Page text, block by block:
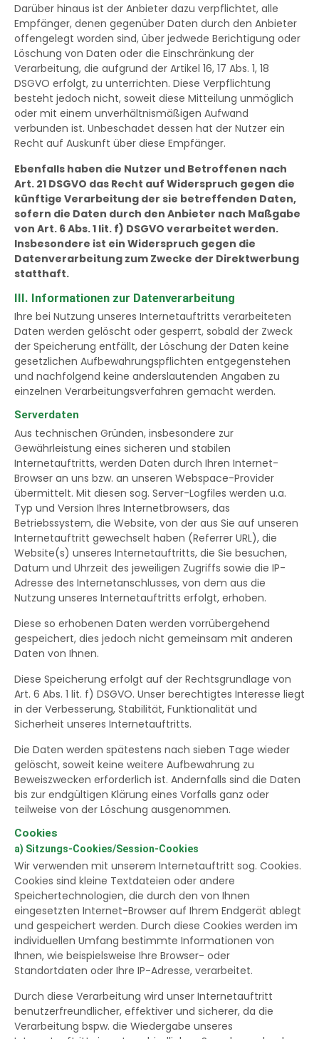
Darüber hinaus ist der Anbieter dazu verpflichtet, alle
Empfänger, denen gegenüber Daten durch den Anbieter
offengelegt worden sind, über jedwede Berichtigung oder
Löschung von Daten oder die Einschränkung der
Verarbeitung, die aufgrund der Artikel 16, 17 Abs. 1, 18
DSGVO erfolgt, zu unterrichten. Diese Verpflichtung
besteht jedoch nicht, soweit diese Mitteilung unmöglich
oder mit einem unverhältnismäßigen Aufwand
verbunden ist. Unbeschadet dessen hat der Nutzer ein
Recht auf Auskunft über diese Empfänger.
Ebenfalls haben die Nutzer und Betroffenen nach
Art. 21 DSGVO das Recht auf Widerspruch gegen die
künftige Verarbeitung der sie betreffenden Daten,
sofern die Daten durch den Anbieter nach Maßgabe
von Art. 6 Abs. 1 lit. f) DSGVO verarbeitet werden.
Insbesondere ist ein Widerspruch gegen die
Datenverarbeitung zum Zwecke der Direktwerbung
statthaft.
III. Informationen zur Datenverarbeitung
Ihre bei Nutzung unseres Internetauftritts verarbeiteten
Daten werden gelöscht oder gesperrt, sobald der Zweck
der Speicherung entfällt, der Löschung der Daten keine
gesetzlichen Aufbewahrungspflichten entgegenstehen
und nachfolgend keine anderslautenden Angaben zu
einzelnen Verarbeitungsverfahren gemacht werden.
Serverdaten
Aus technischen Gründen, insbesondere zur
Gewährleistung eines sicheren und stabilen
Internetauftritts, werden Daten durch Ihren Internet-
Browser an uns bzw. an unseren Webspace-Provider
übermittelt. Mit diesen sog. Server-Logfiles werden u.a.
Typ und Version Ihres Internetbrowsers, das
Betriebssystem, die Website, von der aus Sie auf unseren
Internetauftritt gewechselt haben (Referrer URL), die
Website(s) unseres Internetauftritts, die Sie besuchen,
Datum und Uhrzeit des jeweiligen Zugriffs sowie die IP-
Adresse des Internetanschlusses, von dem aus die
Nutzung unseres Internetauftritts erfolgt, erhoben.
Diese so erhobenen Daten werden vorrübergehend
gespeichert, dies jedoch nicht gemeinsam mit anderen
Daten von Ihnen.
Diese Speicherung erfolgt auf der Rechtsgrundlage von
Art. 6 Abs. 1 lit. f) DSGVO. Unser berechtigtes Interesse liegt
in der Verbesserung, Stabilität, Funktionalität und
Sicherheit unseres Internetauftritts.
Die Daten werden spätestens nach sieben Tage wieder
gelöscht, soweit keine weitere Aufbewahrung zu
Beweiszwecken erforderlich ist. Andernfalls sind die Daten
bis zur endgültigen Klärung eines Vorfalls ganz oder
teilweise von der Löschung ausgenommen.
Cookies
a) Sitzungs-Cookies/Session-Cookies
Wir verwenden mit unserem Internetauftritt sog. Cookies.
Cookies sind kleine Textdateien oder andere
Speichertechnologien, die durch den von Ihnen
eingesetzten Internet-Browser auf Ihrem Endgerät ablegt
und gespeichert werden. Durch diese Cookies werden im
individuellen Umfang bestimmte Informationen von
Ihnen, wie beispielsweise Ihre Browser- oder
Standortdaten oder Ihre IP-Adresse, verarbeitet.
Durch diese Verarbeitung wird unser Internetauftritt
benutzerfreundlicher, effektiver und sicherer, da die
Verarbeitung bspw. die Wiedergabe unseres